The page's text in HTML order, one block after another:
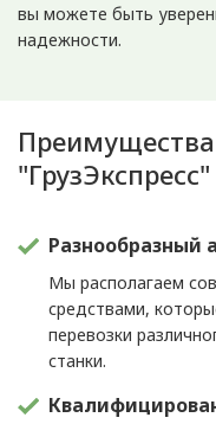
вы можете быть
надежности.
"ГрузЭкспресс"
Разнообразный
Мы располагаем
средствами,
перевозки
станки.